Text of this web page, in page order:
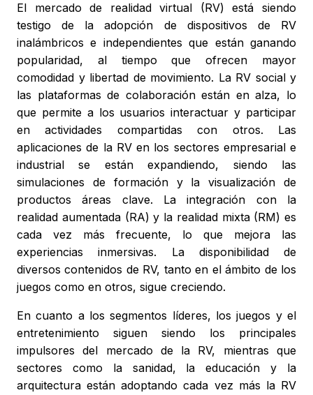
El mercado de realidad virtual (RV) está siendo
testigo de la adopción de dispositivos de RV
inalámbricos e independientes que están ganando
popularidad, al tiempo que ofrecen mayor
comodidad y libertad de movimiento. La RV social y
las plataformas de colaboración están en alza, lo
que permite a los usuarios interactuar y participar
en actividades compartidas con otros. Las
aplicaciones de la RV en los sectores empresarial e
industrial se están expandiendo, siendo las
simulaciones de formación y la visualización de
productos áreas clave. La integración con la
realidad aumentada (RA) y la realidad mixta (RM) es
cada vez más frecuente, lo que mejora las
experiencias inmersivas. La disponibilidad de
diversos contenidos de RV, tanto en el ámbito de los
juegos como en otros, sigue creciendo.
En cuanto a los segmentos líderes, los juegos y el
entretenimiento siguen siendo los principales
impulsores del mercado de la RV, mientras que
sectores como la sanidad, la educación y la
arquitectura están adoptando cada vez más la RV